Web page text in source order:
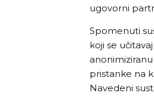
ugovorni
Spomenuti
koji se
pristanke na
Navedeni